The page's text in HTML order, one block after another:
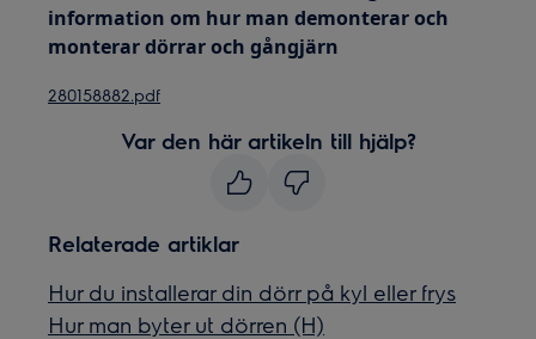
information om hur man demonterar och
monterar dörrar och gångjärn
280158882.pdf
Var den här artikeln till hjälp?
Relaterade artiklar
Hur du installerar din dörr på kyl eller frys
Hur man byter ut dörren (H)